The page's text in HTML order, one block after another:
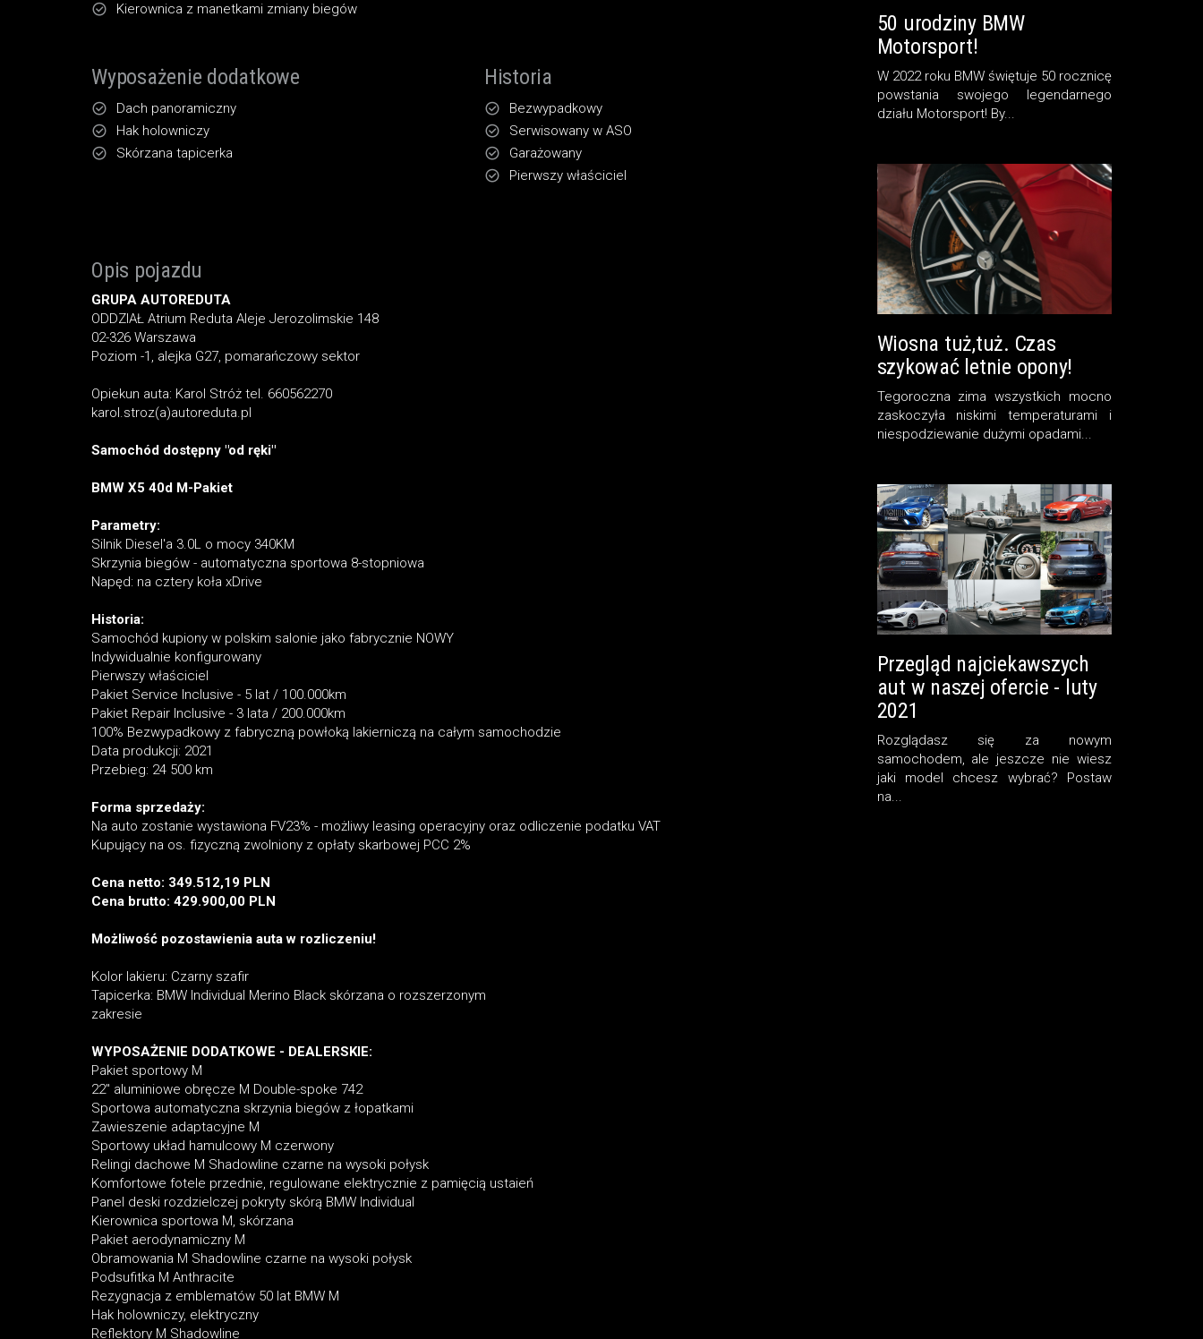
Kierownica z manetkami zmiany biegów
Wyposażenie dodatkowe
Dach panoramiczny
Hak holowniczy
Skórzana tapicerka
Historia
Bezwypadkowy
Serwisowany w ASO
Garażowany
Pierwszy właściciel
Opis pojazdu
GRUPA AUTOREDUTA
ODDZIAŁ Atrium Reduta Aleje Jerozolimskie 148
02-326 Warszawa
Poziom -1, alejka G27, pomarańczowy sektor
Opiekun auta: Karol Stróż tel. 660562270
karol.stroz(a)autoreduta.pl
Samochód dostępny "od ręki"
BMW X5 40d M-Pakiet
Parametry:
Silnik Diesel'a 3.0L o mocy 340KM
Skrzynia biegów - automatyczna sportowa 8-stopniowa
Napęd: na cztery koła xDrive
Historia:
Samochód kupiony w polskim salonie jako fabrycznie NOWY
Indywidualnie konfigurowany
Pierwszy właściciel
Pakiet Service Inclusive - 5 lat / 100.000km
Pakiet Repair Inclusive - 3 lata / 200.000km
100% Bezwypadkowy z fabryczną powłoką lakierniczą na całym samochodzie
Data produkcji: 2021
Przebieg: 24 500 km
Forma sprzedaży:
Na auto zostanie wystawiona FV23% - możliwy leasing operacyjny oraz odliczenie podatku VAT
Kupujący na os. fizyczną zwolniony z opłaty skarbowej PCC 2%
Cena netto: 349.512,19 PLN
Cena brutto: 429.900,00 PLN
Możliwość pozostawienia auta w rozliczeniu!
Kolor lakieru: Czarny szafir
Tapicerka: BMW Individual Merino Black skórzana o rozszerzonym
zakresie
WYPOSAŻENIE DODATKOWE - DEALERSKIE:
Pakiet sportowy M
22" aluminiowe obręcze M Double-spoke 742
Sportowa automatyczna skrzynia biegów z łopatkami
Zawieszenie adaptacyjne M
Sportowy układ hamulcowy M czerwony
Relingi dachowe M Shadowline czarne na wysoki połysk
Komfortowe fotele przednie, regulowane elektrycznie z pamięcią ustaień
Panel deski rozdzielczej pokryty skórą BMW Individual
Kierownica sportowa M, skórzana
Pakiet aerodynamiczny M
Obramowania M Shadowline czarne na wysoki połysk
Podsufitka M Anthracite
Rezygnacja z emblematów 50 lat BMW M
Hak holowniczy, elektryczny
Reflektory M Shadowline
50 urodziny BMW
Motorsport!
W 2022 roku BMW świętuje 50 rocznicę
powstania swojego legendarnego
działu Motorsport! By...
Wiosna tuż,tuż. Czas
szykować letnie opony!
Tegoroczna zima wszystkich mocno
zaskoczyła niskimi temperaturami i
niespodziewanie dużymi opadami...
Przegląd najciekawszych
aut w naszej ofercie - luty
2021
Rozglądasz się za nowym
samochodem, ale jeszcze nie wiesz
jaki model chcesz wybrać? Postaw
na...